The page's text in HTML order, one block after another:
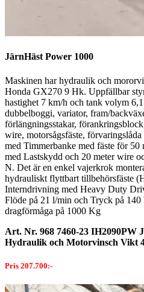
JärnHäst Power 1000
Maskinen har hydraulik och
Honda GX270 9 Hk. Uppfällbar
hastighet 7 km/h och tank volym
dubbelboggi, variator, fram/
förlängningsstakar,
wire, motorsågsfäste,
med Timmerbanke med fäste för
med Lastskydd och 20 meter wire
N. Det är en enkel vajerkrok
hydrauliskt flyttbart tillbehörsfäste
Interndrivning med Heavy Duty
Flöde på 21 l/min och Tryck på 140
dragförmåga på 1000 Kg
Art. Nr. 968 7460-23 IH2090PW
Hydraulik och Motorvinsch Vikt
Pris 207.700:-